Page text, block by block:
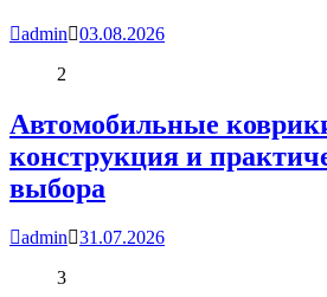
admin
03.08.2026
2
Автомобильные
конструкция и
выбора
admin 31.07.2026
3